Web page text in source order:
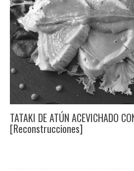
TATAKI DE ATÚN ACEVICHADO
[Reconstrucciones]